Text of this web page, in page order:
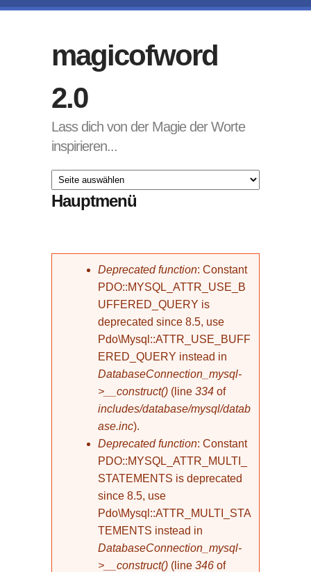
magicofword
2.0
Lass dich von der Magie der Worte
inspirieren...
Hauptmenü
Fehlermeldung
Deprecated function: Constant
PDO::MYSQL_ATTR_USE_B
UFFERED_QUERY is
deprecated since 8.5, use
Pdo\Mysql::ATTR_USE_BUFF
ERED_QUERY instead in
DatabaseConnection_mysql-
>__construct() (line 334 of
includes/database/mysql/datab
ase.inc).
Deprecated function: Constant
PDO::MYSQL_ATTR_MULTI_
STATEMENTS is deprecated
since 8.5, use
Pdo\Mysql::ATTR_MULTI_STA
TEMENTS instead in
DatabaseConnection_mysql-
>__construct() (line 346 of